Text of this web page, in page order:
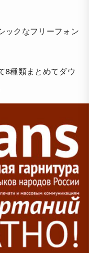
ックなフリーフォン
8種類まとめてダウ